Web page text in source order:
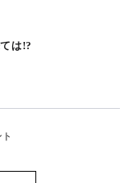
ました。
は!?